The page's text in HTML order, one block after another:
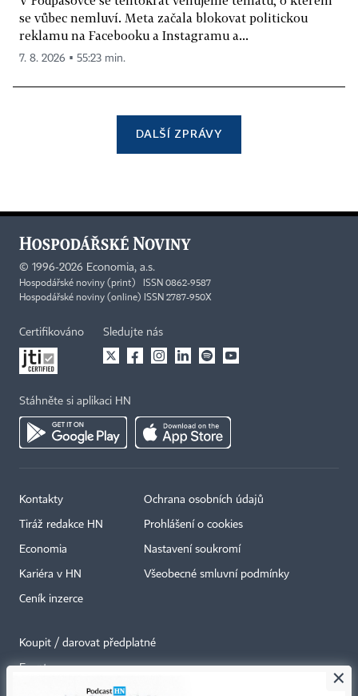
se vůbec nemluví. Meta začala blokovat politickou
reklamu na Facebooku a Instagramu a...
7. 8. 2026 ▪ 55:23 min.
DALŠÍ ZPRÁVY
© 1996-2026 Economia, a.s.
Hospodářské noviny (print) ISSN 0862-9587
Hospodářské noviny (online) ISSN 2787-950X
Certifikováno Sledujte nás
Stáhněte si aplikaci HN
Kontakty
Tiráž redakce HN
Economia
Kariéra v HN
Ceník inzerce
Ochrana osobních údajů
Prohlášení o cookies
Nastavení soukromí
Všeobecné smluvní podmínky
Koupit / darovat předplatné
Eventy
Newslettery
×